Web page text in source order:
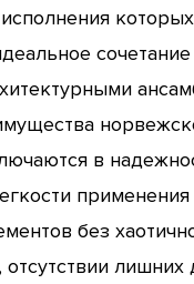
которых
сочетание
в
без
отсутствии лишних